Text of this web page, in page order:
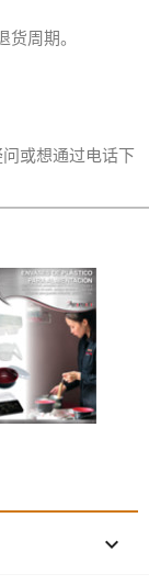
周期。
或想通过电话下
